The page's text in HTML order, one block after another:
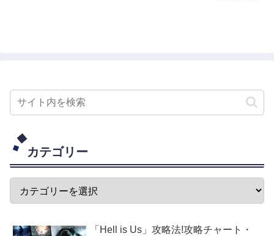
カテゴリー
「Hell is Us」攻略法!攻略チャート・